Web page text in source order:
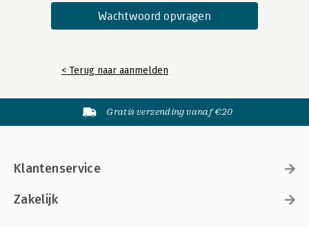
< Terug naar aanmelden
Gratis verzending vanaf €20
Klantenservice
Zakelijk